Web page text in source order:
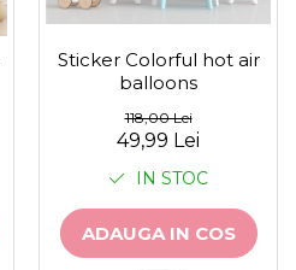
Sticker Colorful hot air
balloons
118,00 Lei
49,99 Lei
IN STOC
ADAUGA IN COS